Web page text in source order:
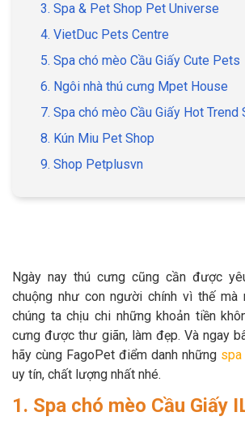
GIỚI THIỆU
DỊCH VỤ
Khách sạn chó mèo
Dịch vụ mua bán chó
mèo
Dịch vụ
mèo
TIN TỨC
Thông tin về khách sạn,
spa cho thú cưng
3. Spa & Pet Shop Pet Universe
4. VietDuc Pets Centre
5. Spa chó mèo Cầu Giấy Cute Pets
6. Ngôi nhà thú cưng Mpet House
7. Spa chó mèo Cầu Giấy Hot Trend
8. Kún Miu Pet Shop
9. Shop Petplusvn
Ngày nay thú cưng cũng cần được
chuộng như con người chính vì thế mà
chúng ta chịu chi những khoản tiền
cưng được thư giãn, làm đẹp. Và ngay
hãy cùng FagoPet điểm danh những
uy tín, chất lượng nhất nhé.
1. Spa chó mèo Cầu Giấy